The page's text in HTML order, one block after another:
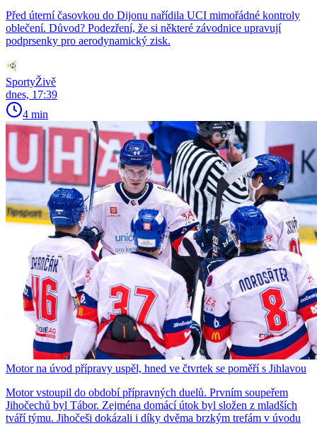
Před úterní časovkou do Dijonu nařídila UCI mimořádné kontroly
oblečení. Důvod? Podezření, že si některé závodnice upravují
podprsenky pro aerodynamický zisk.
SportyŽivě
dnes, 17:39
4 min
Motor na úvod přípravy uspěl, hned ve čtvrtek se poměří s Jihlavou
Motor vstoupil do období přípravných duelů. Prvním soupeřem
Jihočechů byl Tábor. Zejména domácí útok byl složen z mladších
tváří týmu. Jihočeši dokázali i díky dvěma brzkým trefám v úvodu